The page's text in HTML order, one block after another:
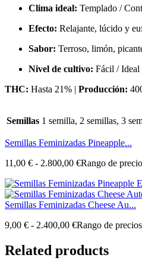
Clima ideal: Templado /
Efecto: Relajante, lúcido y
Sabor: Terroso, limón,
Nivel de cultivo: Fácil / Ideal
THC: Hasta 21% | Producción:
Semillas 1 semilla, 2 semillas, 3
Semillas Feminizadas Pineapple...
11,00 € - 2.800,00 €Rango de
Semillas Feminizadas Cheese Au...
9,00 € - 2.400,00 €Rango de
Related products